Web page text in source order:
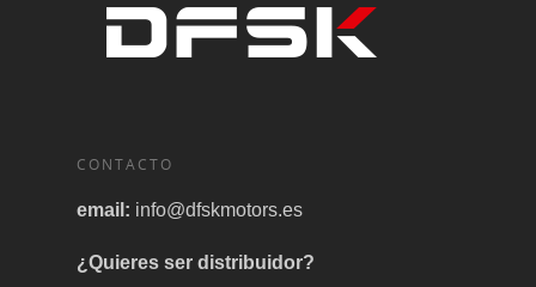
CONTACTO
email: info@dfskmotors.es
¿Quieres ser distribuidor?